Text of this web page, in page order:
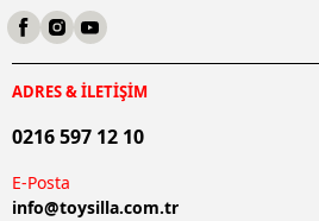
ADRES & İLETİŞİM
0216 597 12 10
E-Posta
info@toysilla.com.tr